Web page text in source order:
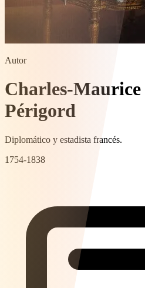
Autor
Charles-
Périgord
Diplomático y estadista francés.
1754-1838